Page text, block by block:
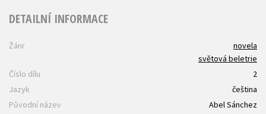
DETAILNÍ INFORMACE
Žánr
novela
světová beletrie
Číslo dílu
2
Jazyk
čeština
Původní název
Abel Sánchez